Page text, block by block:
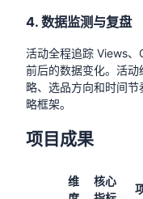
4. 数据监测与复盘
活动全程追踪 Views
前后的数据变化。活
略、选品方向和时间
略框架。
项目成果
维
核心